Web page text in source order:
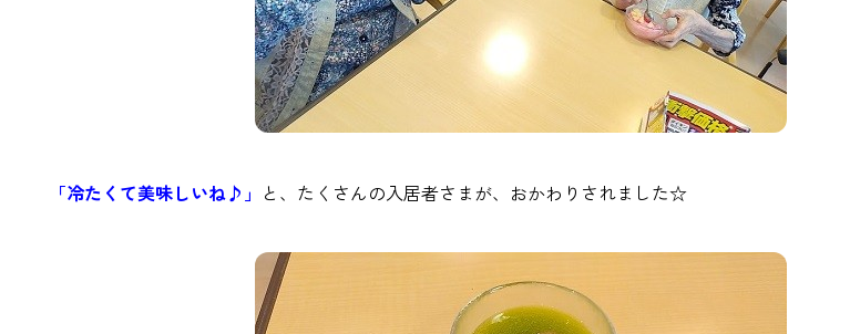
「冷たくて美味しいね♪」 と、たくさんの入居者さまが、おかわりされました☆